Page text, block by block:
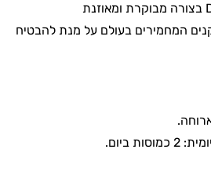
המחמירים בעולם על מנת להבטיח
ביום.